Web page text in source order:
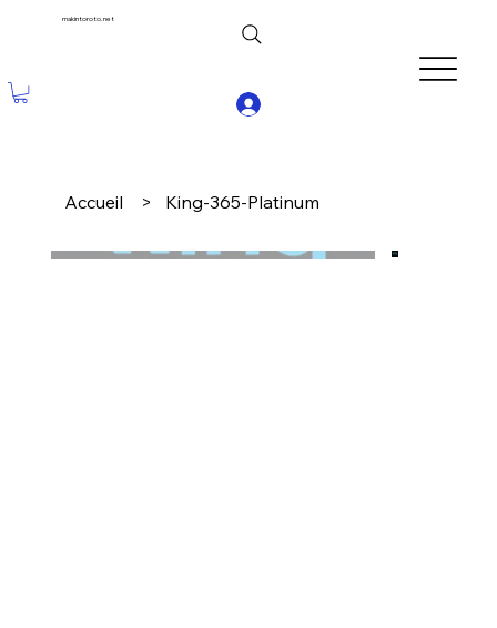
makintoroto.net
Accueil > King-365-Platinum